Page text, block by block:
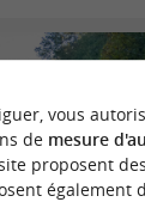
vous
de mesure
proposent des
également